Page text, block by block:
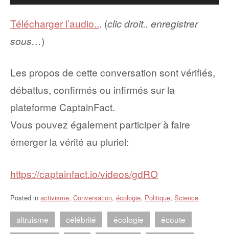
Télécharger l’audio... (clic droit.. enregistrer
sous…)
Les propos de cette conversation sont vérifiés,
débattus, confirmés ou infirmés sur la
plateforme CaptainFact.
Vous pouvez également participer à faire
émerger la vérité au pluriel:
https://captainfact.io/videos/gdRO
Posted in activisme, Conversation, écologie, Politique, Science
altruisme célébrité écologie
écoute